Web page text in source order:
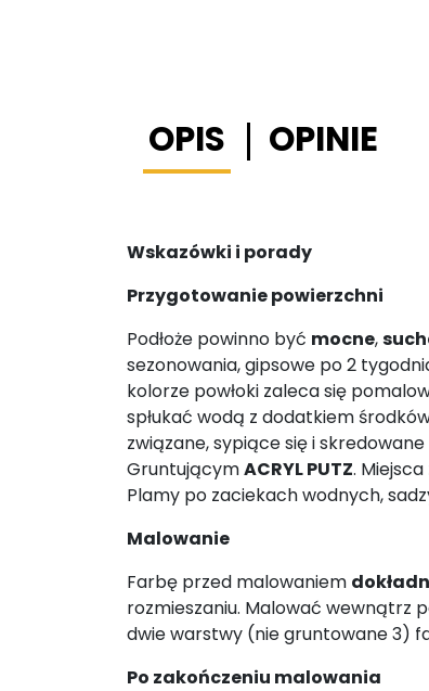
OPIS OPINIE
Wskazówki i porady
Przygotowanie powierzchni
Podłoże powinno być mocne,
sezonowania, gipsowe po 2
kolorze powłoki zaleca się
spłukać wodą z dodatkiem
związane, sypiące się i
GruntującymACRYL PUTZ.
Plamy po zaciekach wodnych,
Malowanie
Farbę przed malowaniem
rozmieszaniu. Malować wewnątrz
dwie warstwy (nie gruntowane 3)
Po zakończeniu malowania